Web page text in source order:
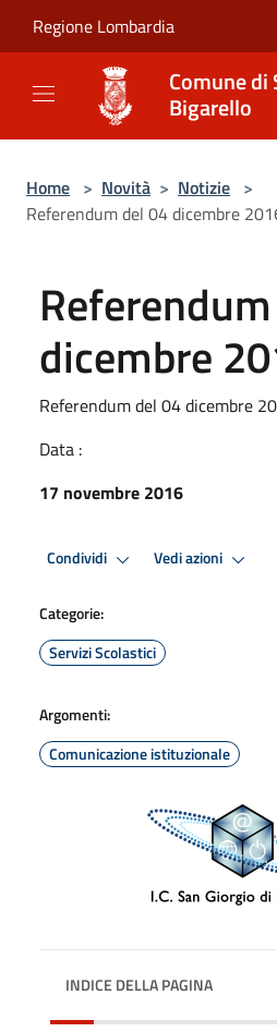
Regione Lombardia
Comune di
Bigarello
Home > Novità > Notizie >
Referendum del 04 dicembre
dicembre
Referendum del 04 dicembre
Data :
17 novembre 2016
Condividi Vedi azioni
Categorie:
Servizi Scolastici
Argomenti:
Comunicazione istituzionale
INDICE DELLA PAGINA